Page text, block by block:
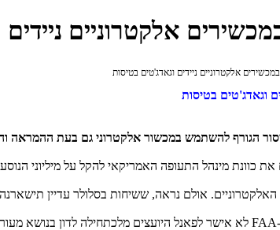
אלקטרוניים
אלקטרוניים ניידים וגאדג'טים בטיסות
וגאדג'טים בטיסות
הגורף להשתמש במכשור אלקטרוני גם בעת ההמראה
כוונת מינהל התעופה האמריקאי להקל על מיליוני
אולם נראה, ששיחות בסלולר עדיין
FAA לא אישר לפאנל היועצים מלכתחילה לדון בנושא